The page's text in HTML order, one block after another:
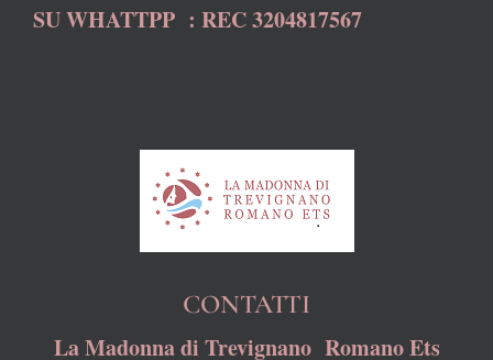
SU WHATTPP : REC 3204817567
CONTATTI
La Madonna di Trevignano Romano Ets